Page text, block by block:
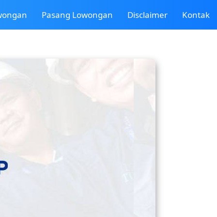
Pasang Lowongan Disclaimer Kontak